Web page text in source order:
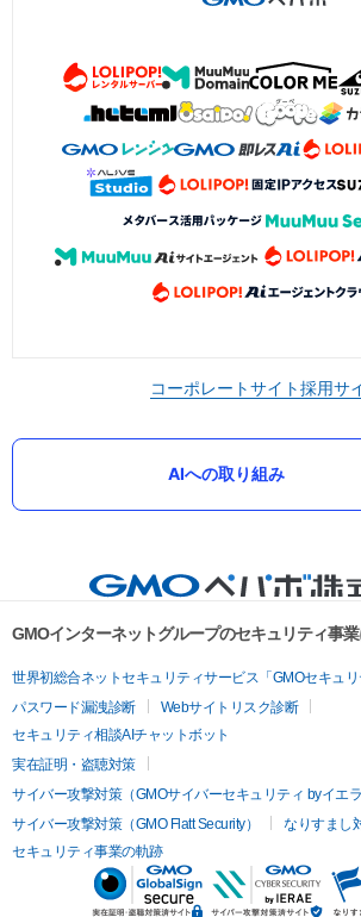
コーポレートサイト採用サ
AIへの取り組み
GMOインターネットグループのセキュリティ事
世界初総合ネットセキュリティサービス「GMOセキュリ
パスワード漏洩診断
Webサイトリスク診断
セキュリティ相談AIチャットボット
実在証明・盗聴対策
サイバー攻撃対策（GMOサイバーセキュリティ byイエラ
サイバー攻撃対策（GMO Flatt Security）
なりすまし
セキュリティ事業の軌跡